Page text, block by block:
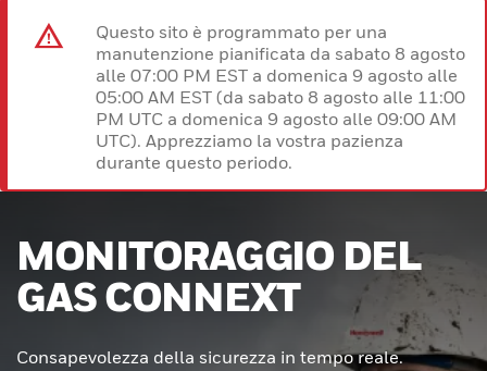
Questo sito è programmato per una
manutenzione pianificata da sabato 8 agosto
alle 07:00 PM EST a domenica 9 agosto alle
05:00 AM EST (da sabato 8 agosto alle 11:00
PM UTC a domenica 9 agosto alle 09:00 AM
UTC). Apprezziamo la vostra pazienza
durante questo periodo.
MONITORAGGIO DEL
GAS CONNEXT
Consapevolezza della sicurezza in tempo reale.